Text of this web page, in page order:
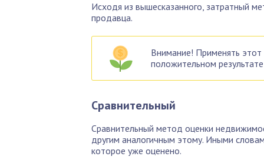
Исходя из вышесказанного, затратный
продавца.
Внимание! Применять этот
положительном
Сравнительный
Сравнительный метод оценки
другим аналогичным этому. Иными
которое уже оценено.